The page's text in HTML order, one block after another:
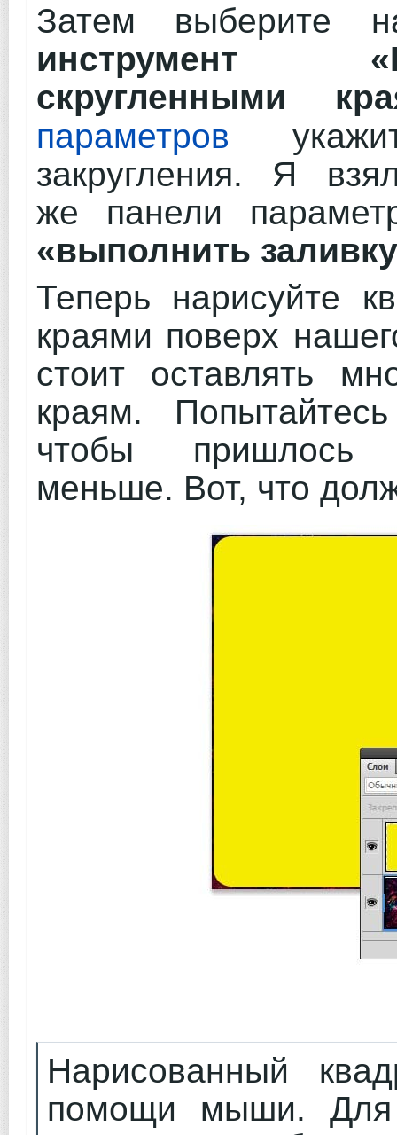
Затем выберите
инструмент
скругленными
параметров
закругления. Я
же панели
«выполнить
Теперь нарисуйте
краями поверх
стоит оставлять
краям.
чтобы
меньше. Вот, что
Нарисованный
помощи мыши. Для